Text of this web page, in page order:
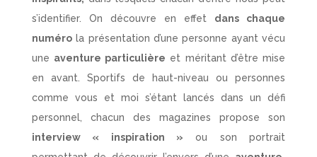
s’identifier. On découvre en effet dans chaque
numérola présentation d’une personne ayant vécu
une aventure particulière et méritant d’être mise
en avant. Sportifs de haut-niveau ou personnes
comme vous et moi s’étant lancés dans un défi
personnel, chacun des magazines propose son
interview « inspiration » ou son portrait